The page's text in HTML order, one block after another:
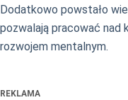
Dodatkowo powstało
pozwalają pracować nad
rozwojem mentalnym.
REKLAMA